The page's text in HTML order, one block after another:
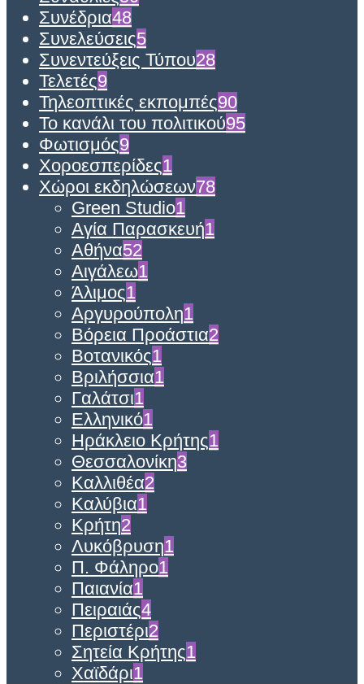
Συνέδρια48
Συνελεύσεις5
Συνεντεύξεις Τύπου28
Τελετές9
Τηλεοπτικές εκπομπές90
Το κανάλι του πολιτικού95
Φωτισμός9
Χοροεσπερίδες1
Χώροι εκδηλώσεων78
Green Studio1
Αγία Παρασκευή1
Αθήνα52
Αιγάλεω1
Άλιμος1
Αργυρούπολη1
Βόρεια Προάστια2
Βοτανικός1
Βριλήσσια1
Γαλάτσι1
Ελληνικό1
Ηράκλειο Κρήτης1
Θεσσαλονίκη3
Καλλιθέα2
Καλύβια1
Κρήτη2
Λυκόβρυση1
Π. Φάληρο1
Παιανία1
Πειραιάς4
Περιστέρι2
Σητεία Κρήτης1
Χαϊδάρι1